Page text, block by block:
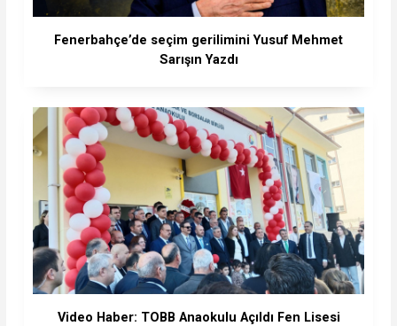
Fenerbahçe’de seçim gerilimini Yusuf Mehmet
Sarışın Yazdı
Video Haber: TOBB Anaokulu Açıldı Fen Lisesi